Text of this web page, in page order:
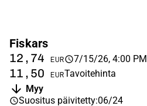
Fiskars
12,74 EUR 7/15/26, 4:00 PM
11,50 EURTavoitehinta
Myy
Suositus päivitetty:06/24